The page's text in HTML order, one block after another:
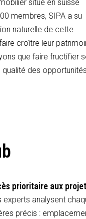
situé en suisse
membres, SIPA a su
naturelle de cette
croître leur
que faire fructifier
des opportunités
prioritaire aux
experts analysent
précis :